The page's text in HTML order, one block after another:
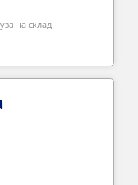
на склад